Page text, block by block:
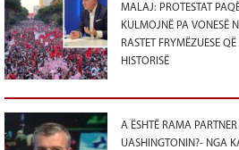
MALAJ: PROTESTAT
KULMOJNË PA VONESË
RASTET FRYMËZUESE
HISTORISË
A ËSHTË RAMA PARTNER
UASHINGTONIN?- NGA